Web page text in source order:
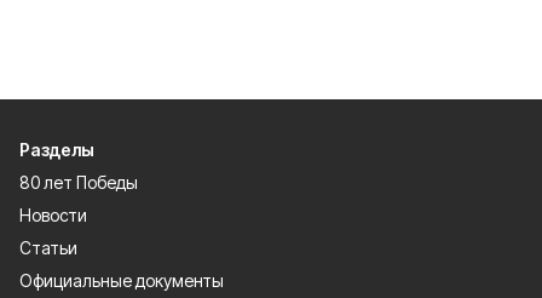
Разделы
80 лет Победы
Новости
Статьи
Официальные документы